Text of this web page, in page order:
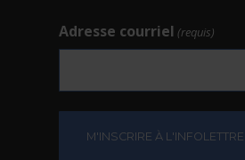
Adresse courriel (requis)